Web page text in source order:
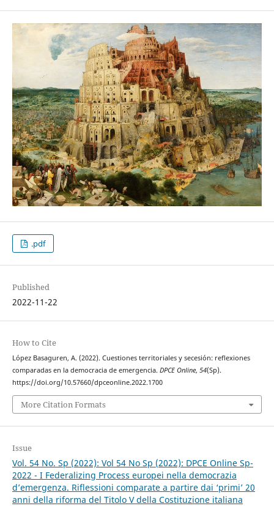
.pdf
Published
2022-11-22
How to Cite
López Basaguren, A. (2022). Cuestiones territoriales y secesión: reflexiones
comparadas en la democracia de emergencia. DPCE Online, 54(Sp).
https://doi.org/10.57660/dpceonline.2022.1700
More Citation Formats
Issue
Vol. 54 No. Sp (2022): Vol 54 No Sp (2022): DPCE Online Sp-
2022 - I Federalizing Process europei nella democrazia
d’emergenza. Riflessioni comparate a partire dai ‘primi’ 20
anni della riforma del Titolo V della Costituzione italiana